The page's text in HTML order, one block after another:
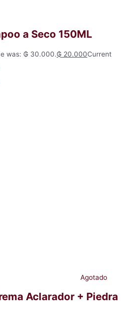
a Seco 150ML
was: ₲ 30.000.₲ 20.000Current
Agotado
Aclarador + Piedra